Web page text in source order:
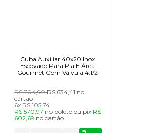
Cuba Auxiliar 40x20 Inox
Escovado Para Pia E Área
Gourmet Com Válvula 4.1/2
R$ 704,90R$ 634,41 no
cartão
6x R$ 105,74
R$ 570,97 no boletoou pix R$
602,69 no cartão